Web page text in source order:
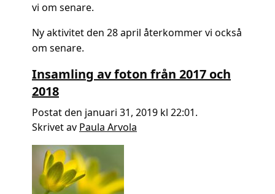
vi om senare.
Ny aktivitet den 28 april återkommer vi också
om senare.
Insamling av foton från 2017 och
2018
Postat den januari 31, 2019 kl 22:01.
Skrivet av Paula Arvola